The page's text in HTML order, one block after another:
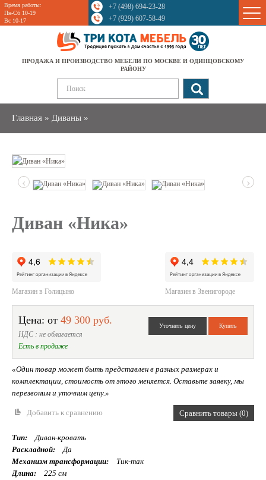
Время работы:
Пн-Сб 10-19
Вс 10-17
+7 (498) 694-23-28
+7 (929) 607-58-49
ПРОДАЖА И ПРОИЗВОДСТВО МЕБЕЛИ ПО МОСКВЕ И ОДИНЦОВСКОМУ
РАЙОНУ
Главная » Диваны »
Sale
‹ ›
Диван «Ника»
Магазин в Голицыно Магазин в Звенигороде
Цена: от 49 300 руб.
НДС : не облагается
Есть в продаже
«Один товар может быть представлен в разных размерах и
комплектации, стоимость от этого меняется. Оставьте заявку, мы
перезвоним и уточним цену.»
Добавить к сравнению Сравнить товары (0)
Тип:
Диван-кровать
Раскладной:
Да
Механизм трансформации:
Тик-так
Длина:
225 см